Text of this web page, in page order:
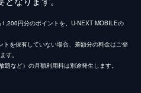
円分のポイントを、U-NEXT MOBILEの
を保有していない場合、差額分の料金はご登
す。
など）の月額利用料は別途発生します。